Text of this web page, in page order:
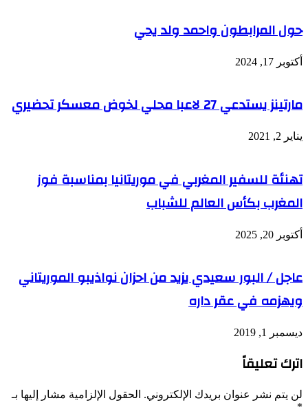
حول المرابطون واحمد ولد يحي
أكتوبر 17, 2024
مارتينز يستدعي 27 لاعبا محلي لخوض معسكر تحضيري
يناير 2, 2021
تهنئة للسفير المغربي في موريتانيا بمناسبة فوز
المغرب بكأس العالم للشباب
أكتوبر 20, 2025
عاجل / البور سعيدي يزيد من احزان نواذيبو الموريتاني
ويهزمه في عقر داره
ديسمبر 1, 2019
اترك تعليقاً
لن يتم نشر عنوان بريدك الإلكتروني. الحقول الإلزامية مشار إليها بـ
*